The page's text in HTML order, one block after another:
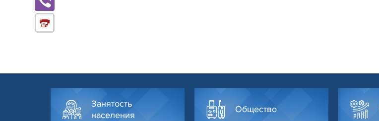
Занятость
населения
Общество